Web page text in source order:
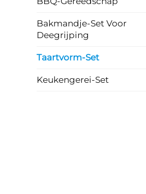
Bakmandje-Set Voor
Deegrijping
Taartvorm-Set
Keukengerei-Set